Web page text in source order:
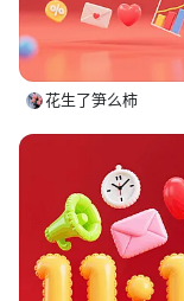
花生了笋么柿